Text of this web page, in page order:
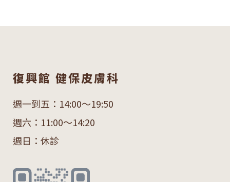
復興館 健保皮膚科
週一到五：14:00～19:50
週六：11:00～14:20
週日：休診